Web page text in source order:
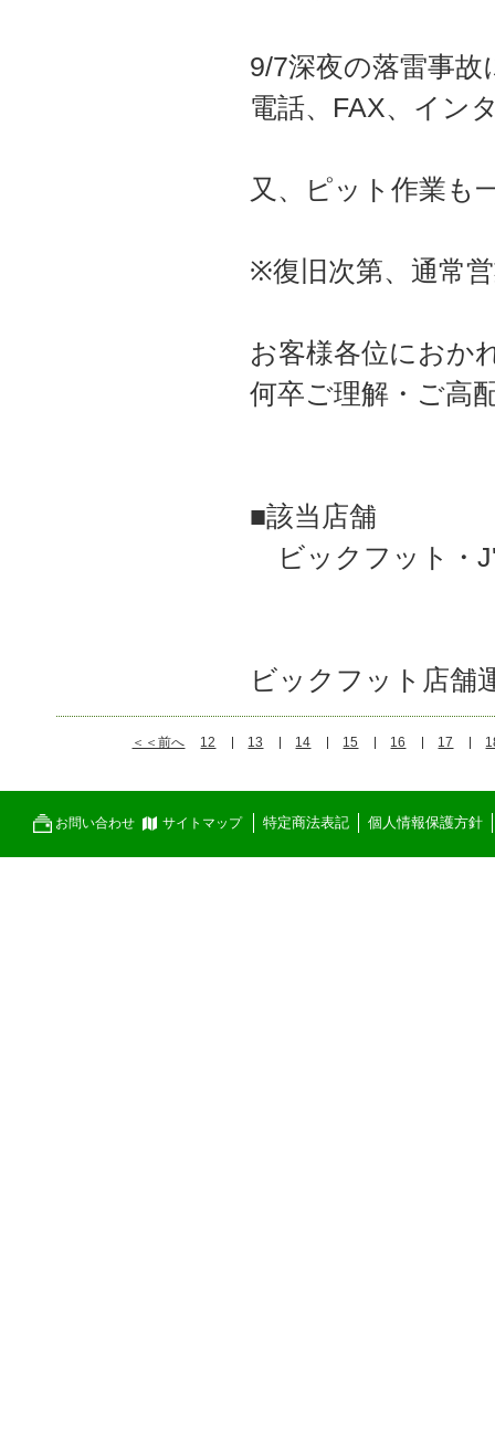
9/7深夜の落雷事
電話、FAX、イン
又、ピット作業も
※復旧次第、通常
お客様各位におか
何卒ご理解・ご高
■該当店舗
ビックフット・
ビックフット店舗
＜＜前へ 12 13 14 15 16 17
お問い合わせ サイトマップ 特定商法表記 個人情報保護方針